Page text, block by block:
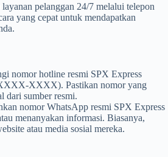
pelanggan 24/7 melalui telepon
yang cepat untuk mendapatkan
nomor hotline resmi SPX Express
XXXX). Pastikan nomor yang
dari sumber resmi.
nomor WhatsApp resmi SPX Express
menanyakan informasi. Biasanya,
atau media sosial mereka.